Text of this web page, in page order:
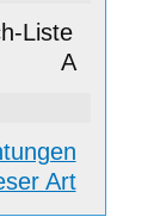
A
Art